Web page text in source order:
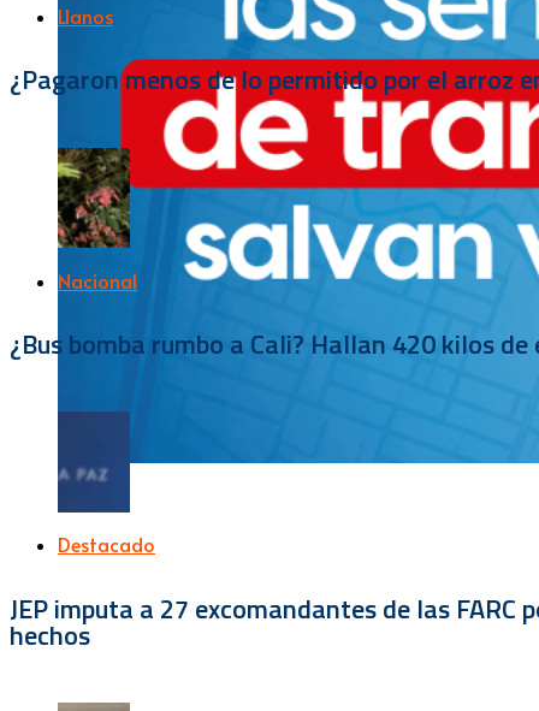
Llanos
¿Pagaron menos de lo permitido por el arroz
Nacional
¿Bus bomba rumbo a Cali? Hallan 420 kilos
Destacado
JEP imputa a 27 excomandantes de las
hechos